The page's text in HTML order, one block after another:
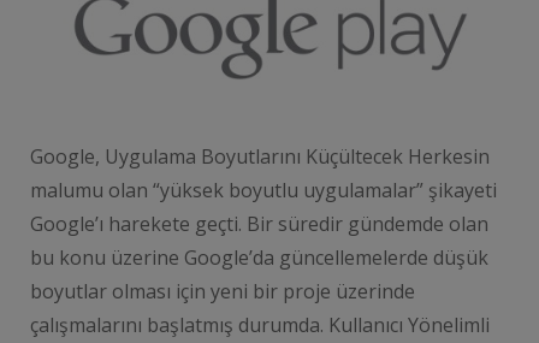
Google, Uygulama Boyutlarını Küçültecek Herkesin
malumu olan “yüksek boyutlu uygulamalar” şikayeti
Google’ı harekete geçti. Bir süredir gündemde olan
bu konu üzerine Google’da güncellemelerde düşük
boyutlar olması için yeni bir proje üzerinde
çalışmalarını başlatmış durumda. Kullanıcı Yönelimli